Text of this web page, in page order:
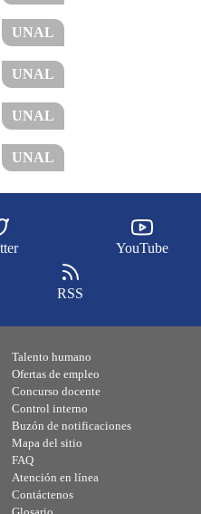
UNAL
UNAL
UNAL
UNAL
YouTube
RSS
Talento humano
Ofertas de empleo
Concurso docente
Control interno
Buzón de notificaciones
Mapa del sitio
FAQ
Atención en línea
Contáctenos